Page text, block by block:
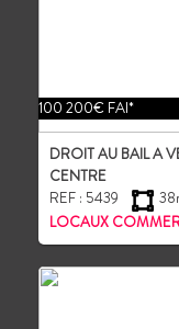
100 200€ FAI*
DROIT AU BAIL A
CENTRE
REF : 5439
LOCAUX